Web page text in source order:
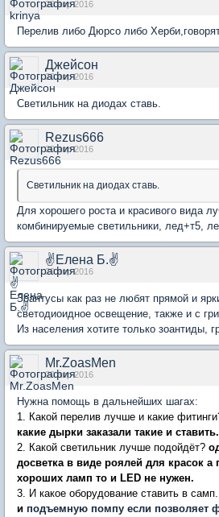
20 апр 2016
Перелив либо Дюрсо либо
Джейсон
20 апр 2016
Светильник на диодах ставь.
Rezus666
20 апр 2016
Светильник на диодах ставь.
Для хорошего роста и красивого вида
комбинируемые светильники, лед+т5,
✌Елена Б.✌
20 апр 2016
Зоантусы как раз не любят прямой и
светодиоидное освещение, также и с
Из населения хотите только зоантиды,
Mr.ZoasMen
20 апр 2016
Нужна помощь в дальнейших шагах:
1. Какой перелив лучше и какие
какие дырки заказали такие и ставить.
2. Какой светильник лучше подойдёт?
досветка в виде роялей для красок а
хороших ламп то и LED не нужен.
3. И какое оборудование ставить в
и подъемную помпу если позволяет